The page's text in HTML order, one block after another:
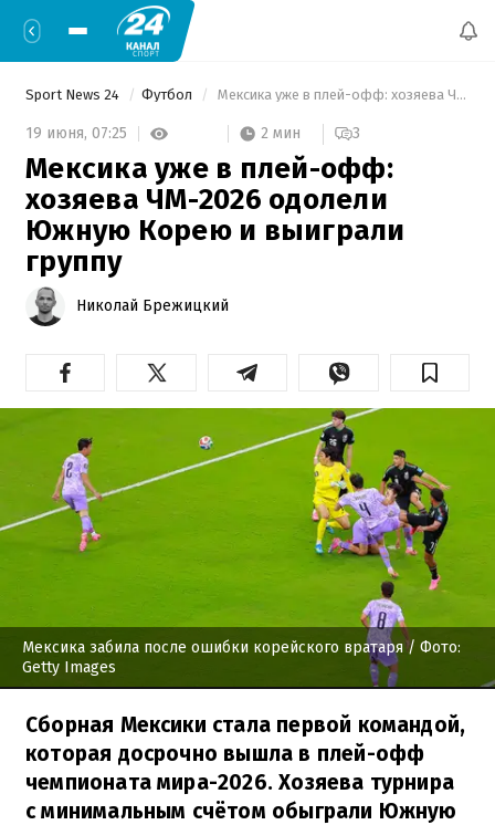
Sport News 24 Футбол Мексика уже в плей-офф: хозяева ЧМ-2026 одолели Южную Корею и выиграли группу
19 июня, 07:25 2 мин 3
Мексика уже в плей-офф:
хозяева ЧМ-2026 одолели
Южную Корею и выиграли
группу
Николай Брежицкий
Мексика забила после ошибки корейского вратаря/ Фото:
Getty Images
Сборная Мексики стала первой командой,
которая досрочно вышла в плей-офф
чемпионата мира-2026. Хозяева турнира
с минимальным счётом обыграли Южную